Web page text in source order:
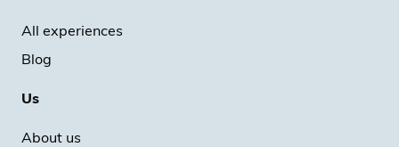
All experiences
Blog
Us
About us